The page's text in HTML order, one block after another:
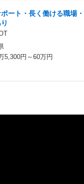
ート・長く働ける職場
5,300円～60万円